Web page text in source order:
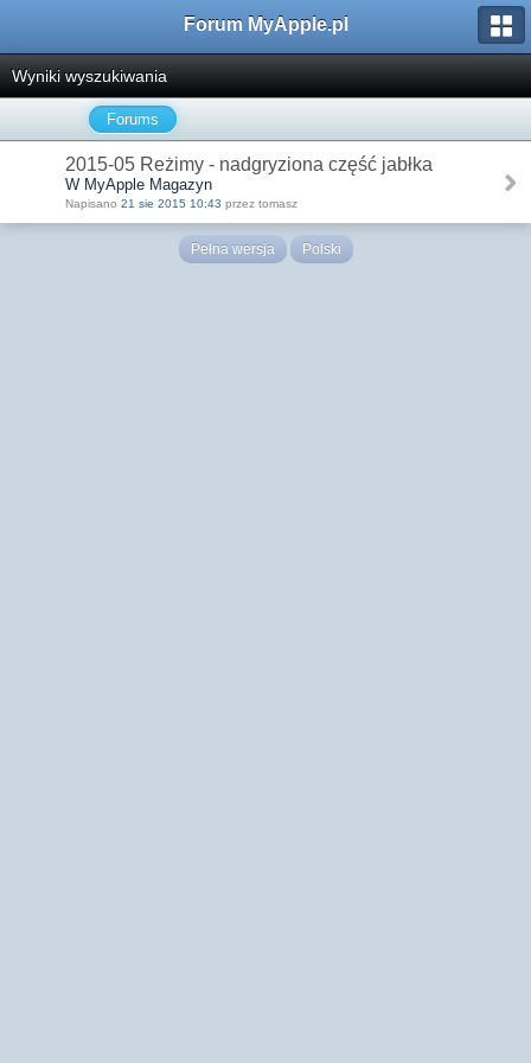
Forum MyApple.pl
Wyniki wyszukiwania
Forums
2015-05 Reżimy - nadgryziona część jabłka
W MyApple Magazyn
Napisano 21 sie 2015 10:43 przez tomasz
Pełna wersja Polski